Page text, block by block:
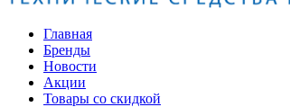
Главная
Бренды
Новости
Акции
Товары со скидкой